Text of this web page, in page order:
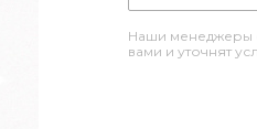
Наши менеджеры
вами и уточнят